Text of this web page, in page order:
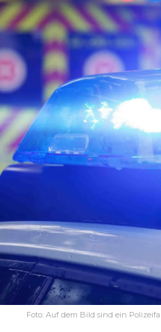
Foto: Auf dem Bild sind ein